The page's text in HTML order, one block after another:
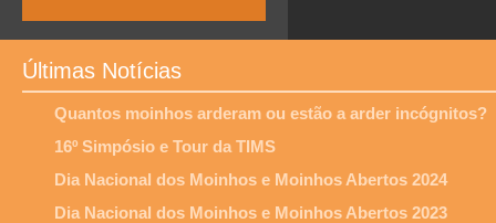
Últimas Notícias
Quantos moinhos arderam ou estão a arder incógnitos?
16º Simpósio e Tour da TIMS
Dia Nacional dos Moinhos e Moinhos Abertos 2024
Dia Nacional dos Moinhos e Moinhos Abertos 2023